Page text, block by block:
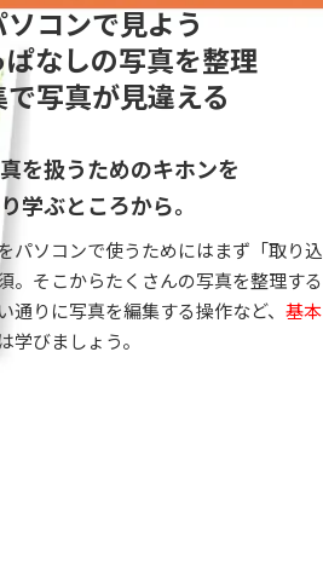
コンで見よう
なしの写真を整理
写真が見違える
を扱うためのキホンを
学ぶところから。
パソコンで使うためにはまず「取り込
。そこからたくさんの写真を整理する
通りに写真を編集する操作など、 基本
学びましょう。